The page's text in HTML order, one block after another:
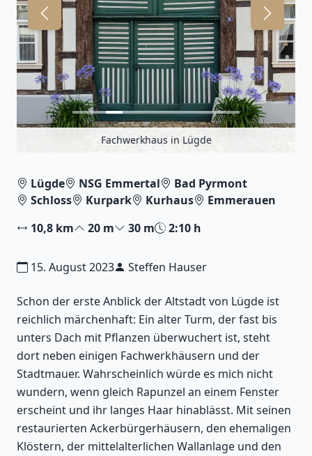
Fachwerkhaus in Lügde
Lügde NSG Emmertal
Bad Pyrmont
Schloss
Kurpark Kurhaus
Emmerauen
10,8 km
20 m 30 m 2:10 h
15. August 2023 Steffen Hauser
Schon der erste Anblick der Altstadt von Lügde ist
reichlich märchenhaft: Ein alter Turm, der fast bis
unters Dach mit Pflanzen überwuchert ist, steht
dort neben einigen Fachwerkhäusern und der
Stadtmauer. Wahrscheinlich würde es mich nicht
wundern, wenn gleich Rapunzel an einem Fenster
erscheint und ihr langes Haar hinablässt. Mit seinen
restaurierten Ackerbürgerhäusern, den ehemaligen
Klöstern, der mittelalterlichen Wallanlage und den